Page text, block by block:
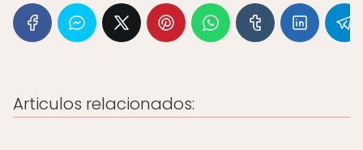
Articulos relacionados: